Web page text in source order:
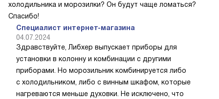
холодильника и морозилки? Он будут чаще ломаться?
Спасибо!
Специалист интернет-магазина
04.07.2024
Здравствуйте, Либхер выпускает приборы для
установки в колонну и комбинации с другими
приборами. Но морозильник комбинируется либо
с холодильником, либо с винным шкафом, которые
нагреваются меньше духовки. Не исключено, что